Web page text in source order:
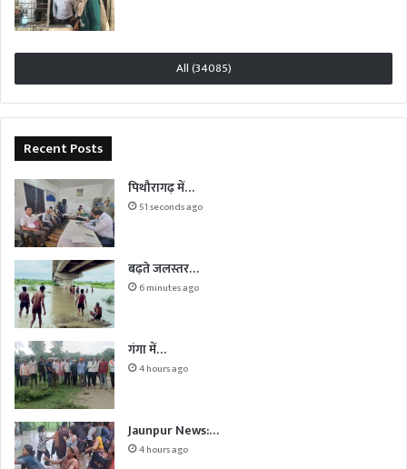
All (34085)
Recent Posts
पिथौरागढ़ में…
51 seconds ago
बढ़ते जलस्तर…
6 minutes ago
गंगा में…
4 hours ago
Jaunpur News:…
4 hours ago